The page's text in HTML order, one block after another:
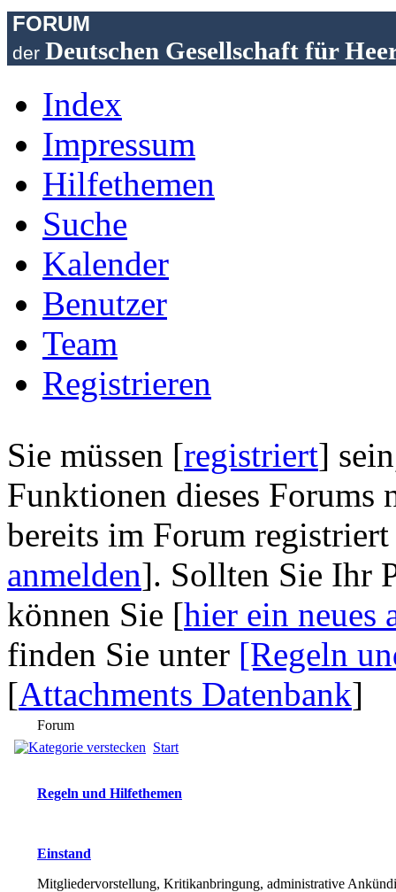
FORUM
der Deutschen Gesellschaft für
Index
Impressum
Hilfethemen
Suche
Kalender
Benutzer
Team
Registrieren
Sie müssen [registriert]
Funktionen dieses Forums
bereits im Forum
anmelden]. Sollten Sie Ihr
können Sie [hier ein neues
finden Sie unter [Regeln
[Attachments Datenbank]
Forum
Start
Regeln und Hilfethemen
Einstand
Mitgliedervorstellung, Kritikanbringung, administrative